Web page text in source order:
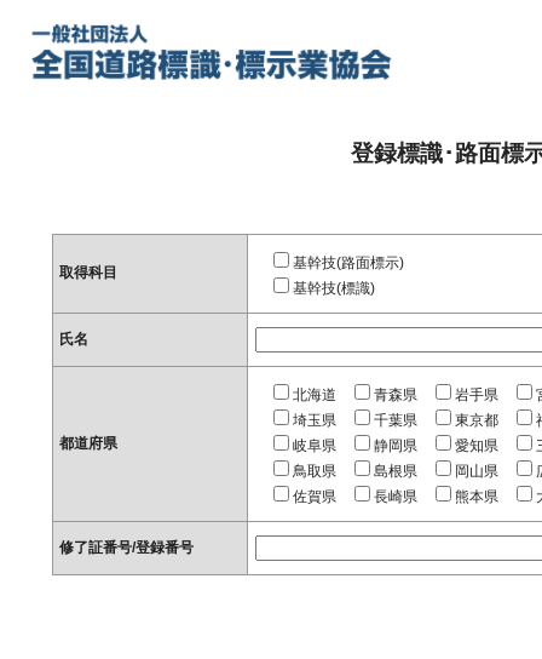
登録標識･路面標
取得科目
基幹技(路面標示)
基幹技(標識)
氏名
都道府県
北海道 青森県 岩手県
埼玉県
千葉県 東京都
岐阜県
静岡県 愛知県
鳥取県
島根県 岡山県
佐賀県
長崎県 熊本県
修了証番号/登録番号